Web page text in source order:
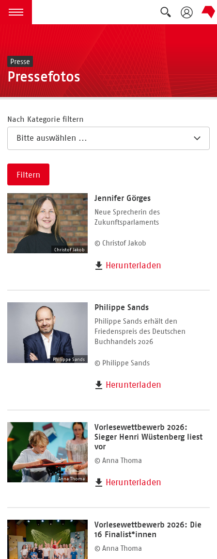
zum Inhalt springen
Menü öffnen
Suche
Presse
Pressefotos
Nach Kategorie filtern
Filtern
Christof Jakob
Jennifer Görges
Neue Sprecherin des
Zukunftsparlaments
© Christof Jakob
Herunterladen
Philippe Sands
Philippe Sands
Philippe Sands erhält den
Friedenspreis des Deutschen
Buchhandels 2026
© Philippe Sands
Herunterladen
Anna Thoma
Vorlesewettbewerb 2026:
Sieger Henri Wüstenberg liest
vor
© Anna Thoma
Herunterladen
Vorlesewettbewerb 2026: Die
16 Finalist*innen
© Anna Thoma